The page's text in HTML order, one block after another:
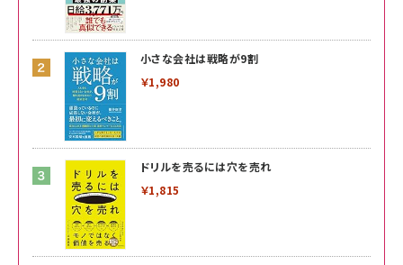
小さな会社は戦略が9割
￥1,980
ドリルを売るには穴を売れ
￥1,815